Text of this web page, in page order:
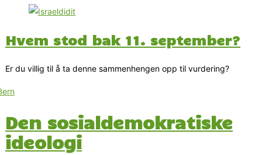
Hvem stod bak 11. september?
Er du villig til å ta denne sammenhengen opp til vurdering?
Den sosialdemokratiske
ideologi